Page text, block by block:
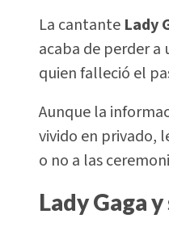
La cantante Lady
acaba de perder a
quien falleció el
Aunque la
vivido en privado,
o no a las
Lady Gaga